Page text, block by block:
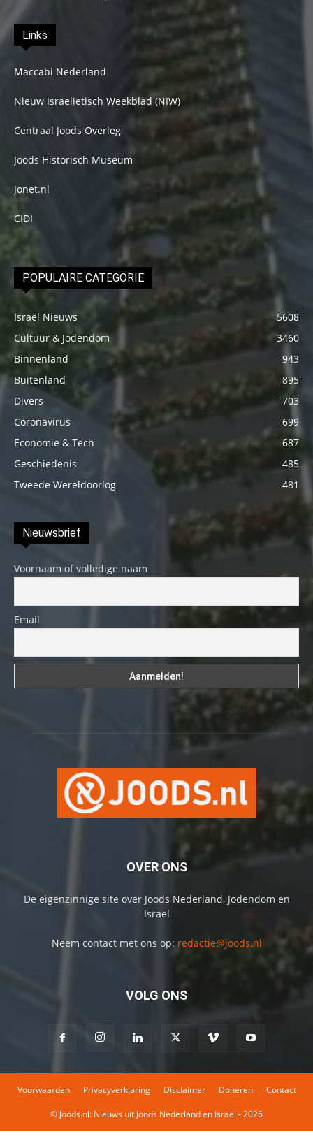
Links
Maccabi Nederland
Nieuw Israelietisch Weekblad (NIW)
Centraal Joods Overleg
Joods Historisch Museum
Jonet.nl
CIDI
POPULAIRE CATEGORIE
Israël Nieuws
5608
Cultuur & Jodendom
3460
Binnenland
943
Buitenland
895
Divers
703
Coronavirus
699
Economie & Tech
687
Geschiedenis
485
Tweede Wereldoorlog
481
Nieuwsbrief
Voornaam of volledige naam
Email
OVER ONS
De eigenzinnige site over Joods Nederland, Jodendom en
Israel
Neem contact met ons op: redactie@joods.nl
VOLG ONS
Voorwaarden Privacyverklaring Disclaimer Doneren Contact
© Joods.nl: Nieuws uit Joods Nederland en Israel - 2026